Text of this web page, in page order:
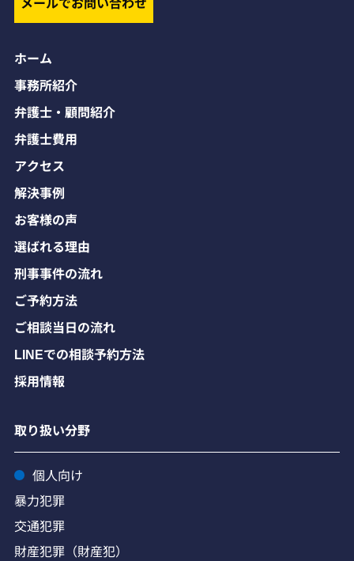
ホーム
事務所紹介
弁護士・顧問紹介
弁護士費用
アクセス
解決事例
お客様の声
選ばれる理由
刑事事件の流れ
ご予約方法
ご相談当日の流れ
LINEでの相談予約方法
採用情報
取り扱い分野
個人向け
暴力犯罪
交通犯罪
財産犯罪（財産犯）